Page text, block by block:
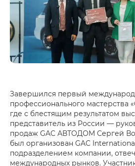
Завершился первый
профессионального мастерства
где с блестящим результатом
представитель из России —
продаж GAC АВТОДОМ Сергей
был организован GAC
подразделением компании,
международных рынков.